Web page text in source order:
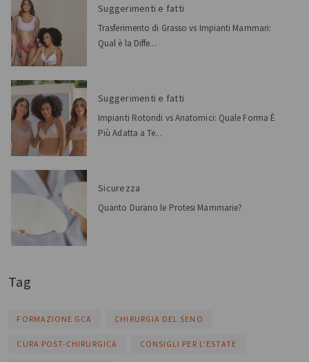
Suggerimenti e fatti
Trasferimento di Grasso vs Impianti Mammari:
Qual è la Diffe...
Suggerimenti e fatti
Impianti Rotondi vs Anatomici: Quale Forma È
Più Adatta a Te...
Sicurezza
Quanto Durano le Protesi Mammarie?
Tag
FORMAZIONE GCA CHIRURGIA DEL SENO
CURA POST-CHIRURGICA CONSIGLI PER L'ESTATE